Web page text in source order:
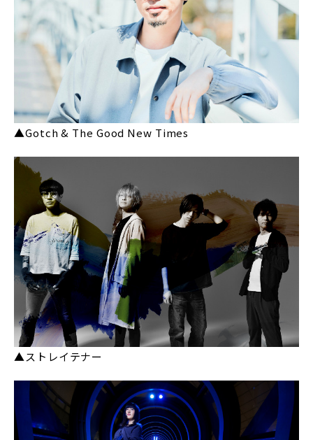
▲Gotch & The Good New Times
▲ストレイテナー